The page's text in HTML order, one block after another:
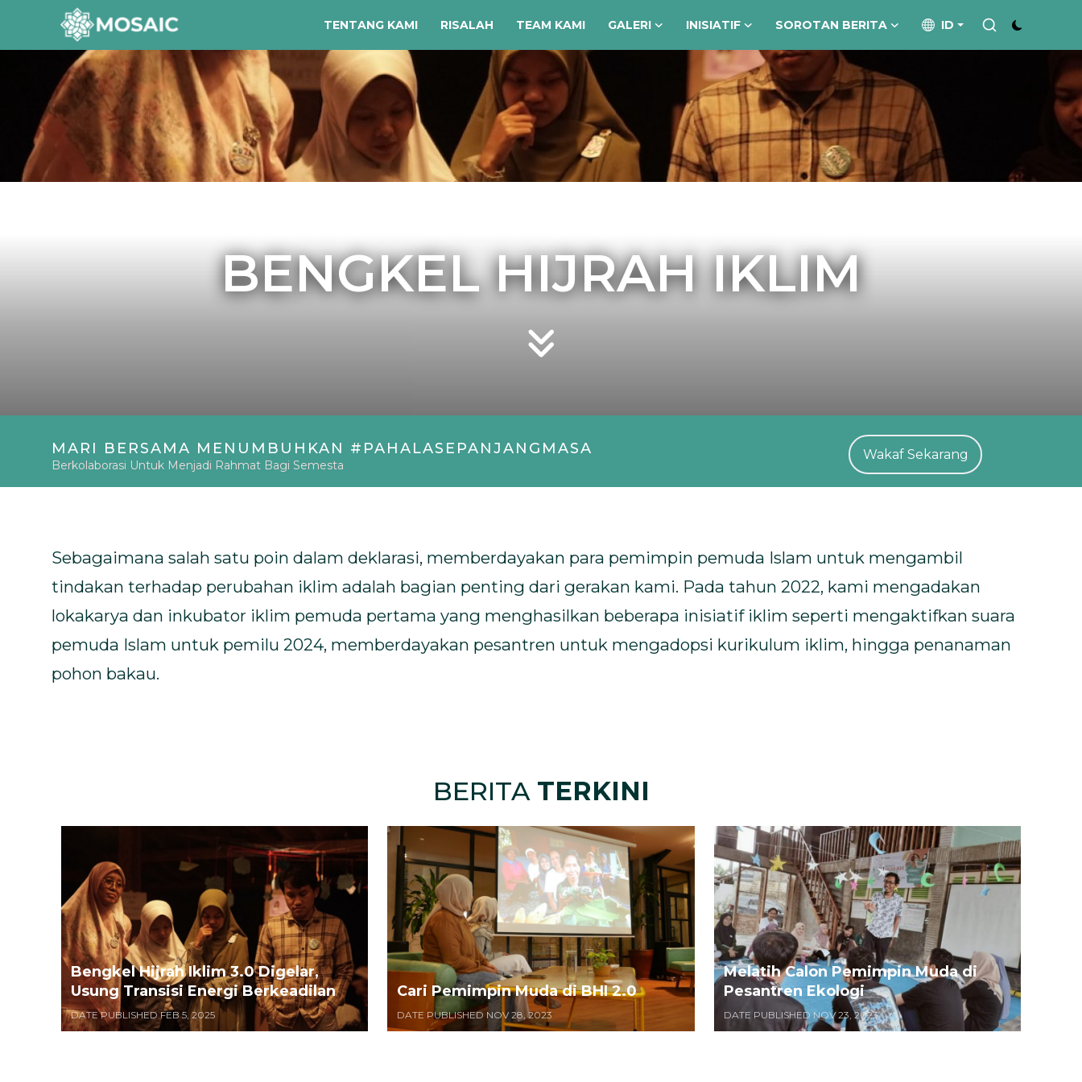
TENTANG KAMI RISALAH TEAM KAMI GALERI INISIATIF SOROTAN BERITA ID
Contact
Tentang Kami
Risalah
BENGKEL HIJRAH IKLIM
MARI BERSAMA MENUMBUHKAN #PAHALASEPANJANGMASA
Berkolaborasi Untuk Menjadi Rahmat Bagi Semesta
Wakaf Sekarang
Sebagaimana salah satu poin dalam deklarasi, memberdayakan para pemimpin pemuda Islam untuk mengambil
tindakan terhadap perubahan iklim adalah bagian penting dari gerakan kami. Pada tahun 2022, kami mengadakan
lokakarya dan inkubator iklim pemuda pertama yang menghasilkan beberapa inisiatif iklim seperti mengaktifkan suara
pemuda Islam untuk pemilu 2024, memberdayakan pesantren untuk mengadopsi kurikulum iklim, hingga penanaman
pohon bakau.
BERITA TERKINI
Bengkel Hijrah Iklim 3.0 Digelar,
Usung Transisi Energi Berkeadilan
DATE PUBLISHED FEB 5, 2025
Cari Pemimpin Muda di BHI 2.0
DATE PUBLISHED NOV 28, 2023
Melatih Calon Pemimpin Muda di
Pesantren Ekologi
DATE PUBLISHED NOV 23, 2023